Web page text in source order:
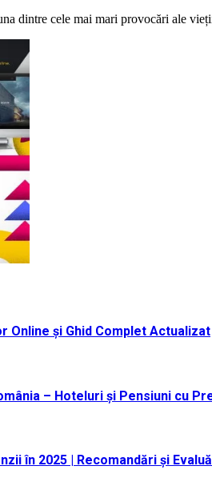
dintre cele mai mari provocări ale
Online și Ghid Complet Actualizat
– Hoteluri și Pensiuni cu
în 2025 | Recomandări și